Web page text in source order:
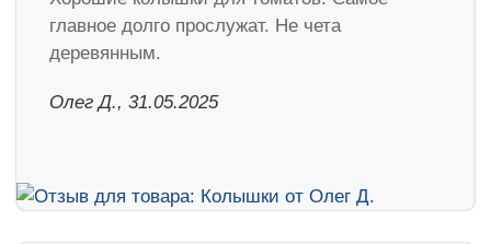
главное долго прослужат. Не чета
деревянным.
Олег Д., 31.05.2025